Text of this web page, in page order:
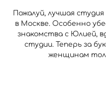
Пожалуй, лучшая
в Москве. Особенно
знакомства с Юлией,
студии. Теперь за
женщинам